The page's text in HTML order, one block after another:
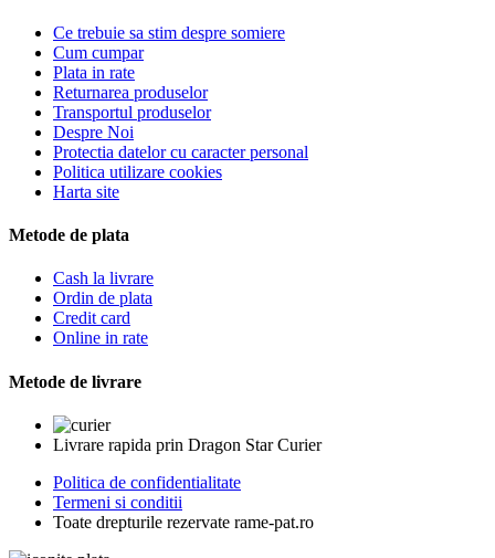
Ce trebuie sa stim despre somiere
Cum cumpar
Plata in rate
Returnarea produselor
Transportul produselor
Despre Noi
Protectia datelor cu caracter personal
Politica utilizare cookies
Harta site
Metode de plata
Cash la livrare
Ordin de plata
Credit card
Online in rate
Metode de livrare
Livrare rapida prin Dragon Star Curier
Politica de confidentialitate
Termeni si conditii
Toate drepturile rezervate rame-pat.ro